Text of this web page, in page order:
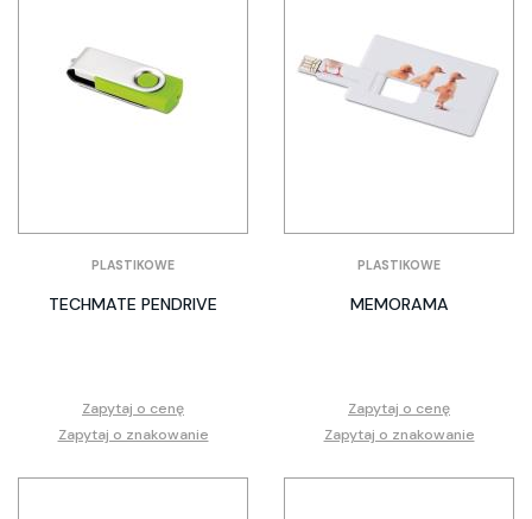
PLASTIKOWE
TECHMATE PENDRIVE
Zapytaj o cenę
Zapytaj o znakowanie
PLASTIKOWE
MEMORAMA
Zapytaj o cenę
Zapytaj o znakowanie